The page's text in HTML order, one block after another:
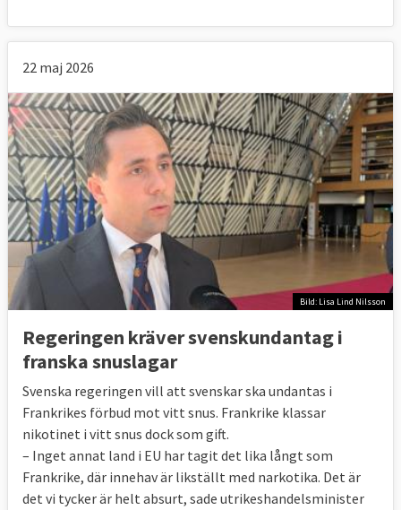
22 maj 2026
Bild: Lisa Lind Nilsson
Regeringen kräver svenskundantag i
franska snuslagar
Svenska regeringen vill att svenskar ska undantas i
Frankrikes förbud mot vitt snus. Frankrike klassar
nikotinet i vitt snus dock som gift.
– Inget annat land i EU har tagit det lika långt som
Frankrike, där innehav är likställt med narkotika. Det är
det vi tycker är helt absurt, sade utrikeshandelsminister